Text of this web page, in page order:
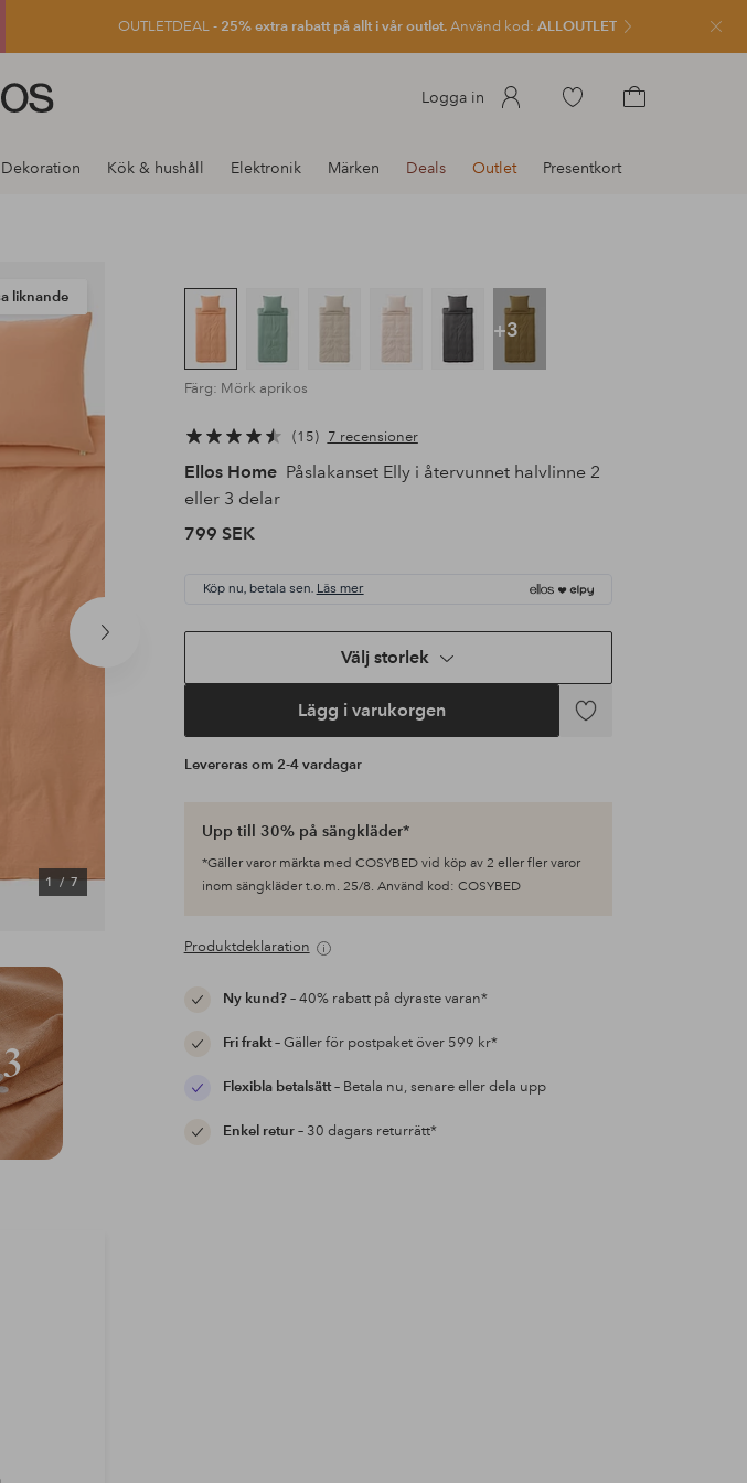
OUTLETDEAL - 25% extra rabatt på allt i vår outlet.Använd kod: ALLOUTLET
Logga in
Gå
produkterkundvagnen
Dekoration Kök & hushåll Elektronik Märken Deals Outlet Presentkort
Nästa
1/ 7
liknande
+3
Färg: Mörk aprikos
15 7 recensioner
Ellos Home Påslakanset Elly i återvunnet halvlinne 2
eller 3 delar
799 SEK
Köp nu, betala sen. Läs mer
Välj storlek
Lägg i varukorgen
Lägg
Levereras om 2-4 vardagar
Upp till 30% på sängkläder*
*Gäller varor märkta med COSYBED vid köp av 2 eller fler varor
inom sängkläder t.o.m. 25/8. Använd kod: COSYBED
Produktdeklaration
Ny kund?– 40% rabatt på dyraste varan*
Fri frakt– Gäller för postpaket över 599 kr*
Flexibla betalsätt– Betala nu, senare eller dela upp
Enkel retur– 30 dagars returrätt*